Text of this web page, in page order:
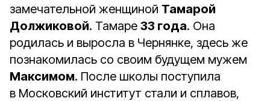
замечательной женщиной Тамарой
Должиковой. Тамаре 33 года. Она
родилась и выросла в Чернянке, здесь же
познакомилась со своим будущем мужем
Максимом. После школы поступила
в Московский институт стали и сплавов,